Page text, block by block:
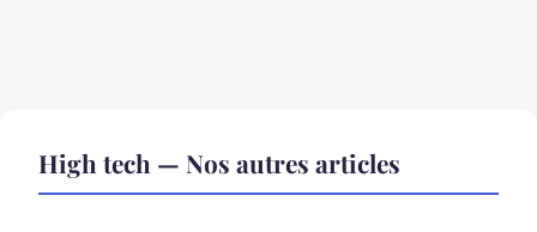
High tech — Nos autres articles